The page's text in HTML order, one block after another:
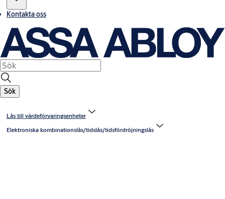
Kontakta oss
Sök
Lås till värdeförvaringsenheter
Elektroniska kombinationslås/tidslås/tidsfördröjningslås